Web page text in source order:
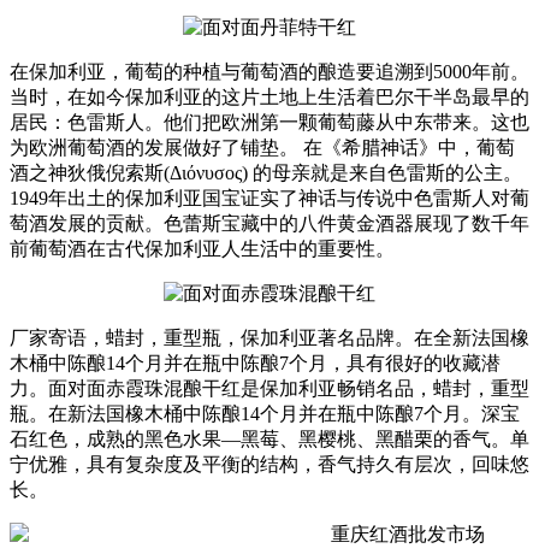
在保加利亚，葡萄的种植与葡萄酒的酿造要追溯到5000年前。
当时，在如今保加利亚的这片土地上生活着巴尔干半岛最早的
居民：色雷斯人。他们把欧洲第一颗葡萄藤从中东带来。这也
为欧洲葡萄酒的发展做好了铺垫。 在《希腊神话》中，葡萄
酒之神狄俄倪索斯(Διόνυσος) 的母亲就是来自色雷斯的公主。
1949年出土的保加利亚国宝证实了神话与传说中色雷斯人对葡
萄酒发展的贡献。色蕾斯宝藏中的八件黄金酒器展现了数千年
前葡萄酒在古代保加利亚人生活中的重要性。
厂家寄语，蜡封，重型瓶，保加利亚著名品牌。在全新法国橡
木桶中陈酿14个月并在瓶中陈酿7个月，具有很好的收藏潜
力。面对面赤霞珠混酿干红是保加利亚畅销名品，蜡封，重型
瓶。在新法国橡木桶中陈酿14个月并在瓶中陈酿7个月。深宝
石红色，成熟的黑色水果—黑莓、黑樱桃、黑醋栗的香气。单
宁优雅，具有复杂度及平衡的结构，香气持久有层次，回味悠
长。